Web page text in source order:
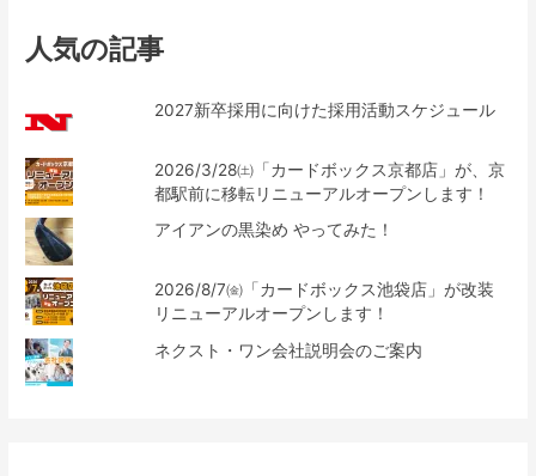
人気の記事
2027新卒採用に向けた採用活動スケジュール
2026/3/28㈯「カードボックス京都店」が、京
都駅前に移転リニューアルオープンします！
アイアンの黒染め やってみた！
2026/8/7㈮「カードボックス池袋店」が改装
リニューアルオープンします！
ネクスト・ワン会社説明会のご案内